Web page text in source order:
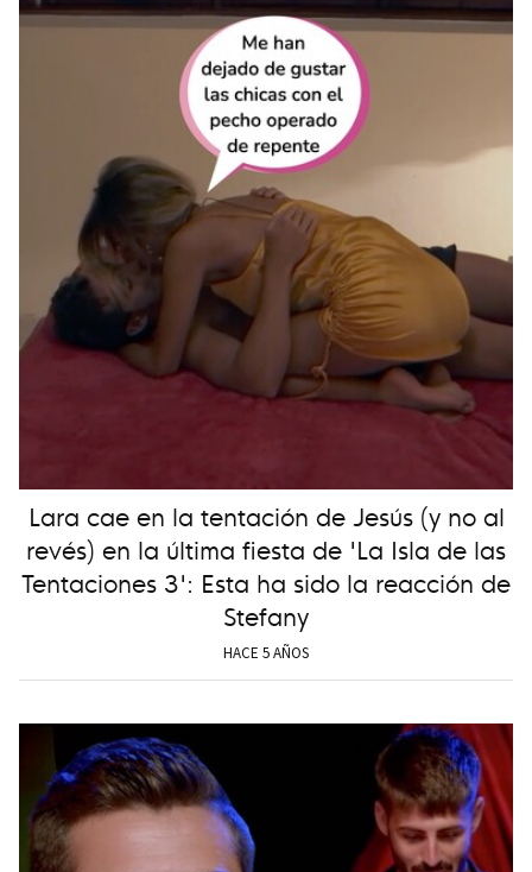
Lara cae en la tentación de Jesús (y no al
revés) en la última fiesta de 'La Isla de las
Tentaciones 3': Esta ha sido la reacción de
Stefany
HACE 5 AÑOS